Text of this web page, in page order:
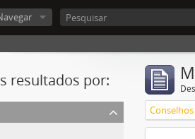
resultados por:
Conselhos